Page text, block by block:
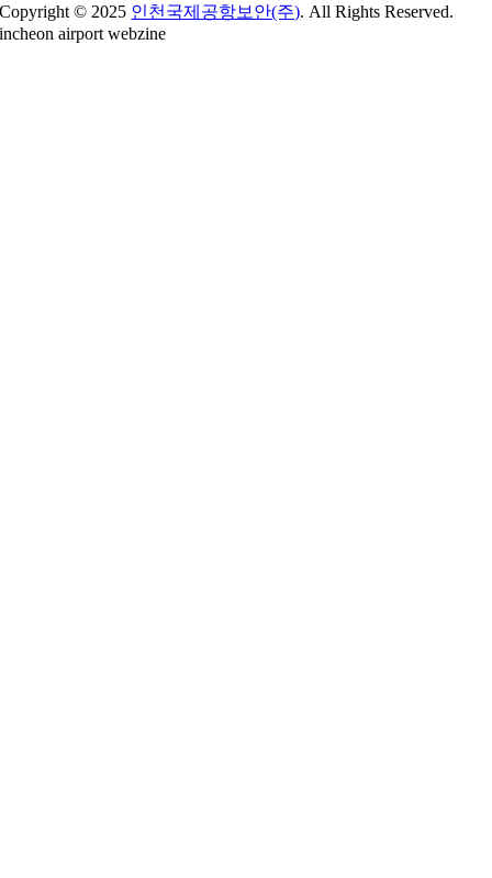
Copyright © 2025 인천국제공항보안(주). All Rights Reserved.
incheon airport webzine